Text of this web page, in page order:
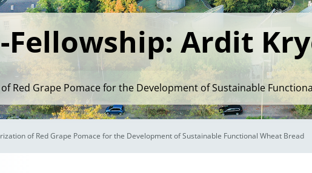
Fellowship: Ardit
Red Grape Pomace for the Development of Sustainable
of Red Grape Pomace for the Development of Sustainable Functional Wheat Bread